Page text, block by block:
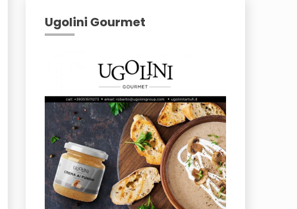
Ugolini Gourmet